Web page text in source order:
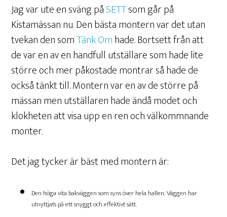
Jag var ute en sväng påSETTsom går på
Kistamässan nu. Den bästa montern var det utan
tvekan den somTänk Omhade. Bortsett från att
de var en av en handfull utställare som hade lite
större och mer påkostade montrar så hade de
också tänkt till. Montern var en av de större på
mässan men utställaren hade ändå modet och
klokheten att visa upp en ren och välkommnande
monter.
Det jag tycker är bäst med montern är:
Den höga vita bakväggen som syns över hela hallen. Väggen har
utnyttjats på ett snyggt och effektivt sätt.